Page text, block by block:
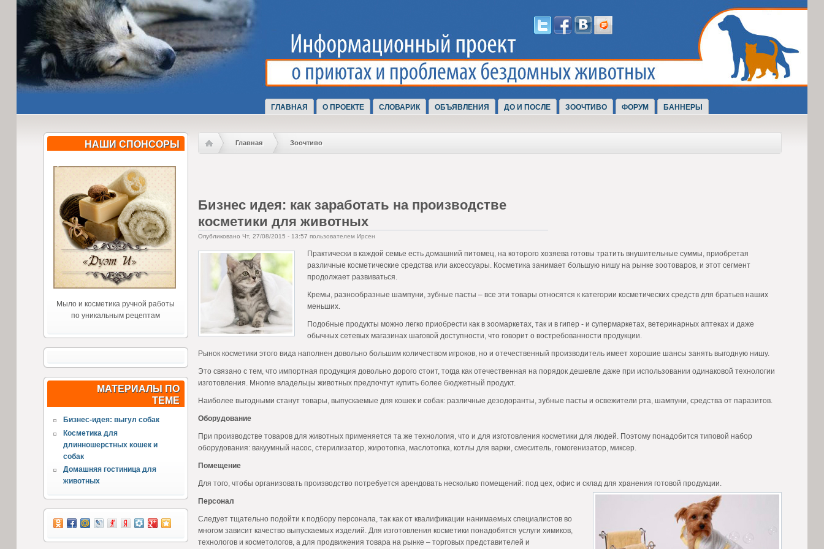
ГЛАВНАЯ О ПРОЕКТЕ СЛОВАРИК ОБЪЯВЛЕНИЯ ДО И ПОСЛЕ ЗООЧТИВО ФОРУМ БАННЕРЫ
НАШИ СПОНСОРЫ
Мыло и косметика ручной работы
по уникальным рецептам
МАТЕРИАЛЫ ПО
ТЕМЕ
Бизнес-идея: выгул собак
Косметика для
длинношерстных кошек и
собак
Домашняя гостиница для
животных
Главная Зоочтиво
Бизнес идея: как заработать на производстве
косметики для животных
Опубликовано Чт, 27/08/2015 - 13:57 пользователем Ирсен
Практически в каждой семье есть домашний питомец, на которого хозяева готовы тратить внушительные суммы, приобретая
различные косметические средства или аксессуары. Косметика занимает большую нишу на рынке зоотоваров, и этот сегмент
продолжает развиваться.
Кремы, разнообразные шампуни, зубные пасты – все эти товары относятся к категории косметических средств для братьев наших
меньших.
Подобные продукты можно легко приобрести как в зоомаркетах, так и в гипер - и супермаркетах, ветеринарных аптеках и даже
обычных сетевых магазинах шаговой доступности, что говорит о востребованности продукции.
Рынок косметики этого вида наполнен довольно большим количеством игроков, но и отечественный производитель имеет хорошие шансы занять выгодную нишу.
Это связано с тем, что импортная продукция довольно дорого стоит, тогда как отечественная на порядок дешевле даже при использовании одинаковой технологии
изготовления. Многие владельцы животных предпочтут купить более бюджетный продукт.
Наиболее выгодными станут товары, выпускаемые для кошек и собак: различные дезодоранты, зубные пасты и освежители рта, шампуни, средства от паразитов.
Оборудование
При производстве товаров для животных применяется та же технология, что и для изготовления косметики для людей. Поэтому понадобится типовой набор
оборудования: вакуумный насос, стерилизатор, жиротопка, маслотопка, котлы для варки, смеситель, гомогенизатор, миксер.
Помещение
Для того, чтобы организовать производство потребуется арендовать несколько помещений: под цех, офис и склад для хранения готовой продукции.
Персонал
Следует тщательно подойти к подбору персонала, так как от квалификации нанимаемых специалистов во
многом зависит качество выпускаемых изделий. Для изготовления косметики понадобятся услуги химиков,
технологов и косметологов, а для продвижения товара на рынке – торговых представителей и